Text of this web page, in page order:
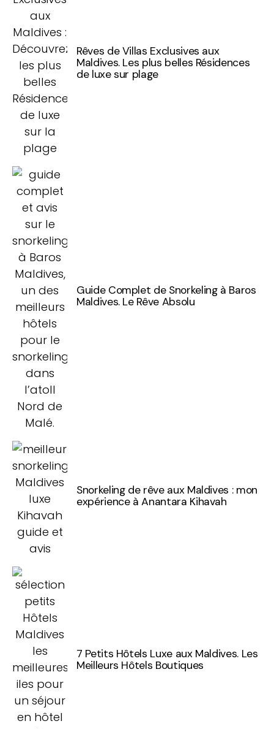
Rêves de Villas Exclusives aux
Maldives. Les plus belles Résidences
de luxe sur plage
Guide Complet de Snorkeling à Baros
Maldives. Le Rêve Absolu
Snorkeling de rêve aux Maldives : mon
expérience à Anantara Kihavah
7 Petits Hôtels Luxe aux Maldives. Les
Meilleurs Hôtels Boutiques